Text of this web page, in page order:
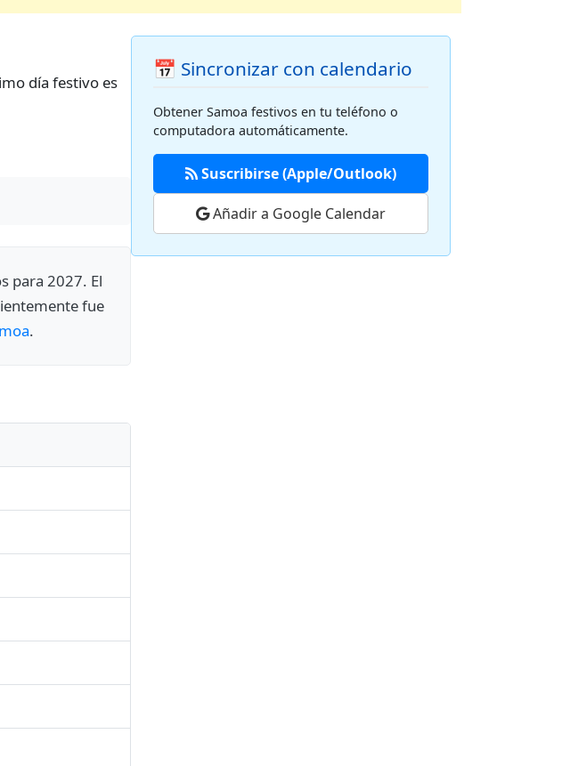
día festivo es
para 2027. El
fue
.
📅 Sincronizar con calendario
Obtener Samoa festivos en tu teléfono o
computadora automáticamente.
Suscribirse (Apple/Outlook)
Añadir a Google Calendar